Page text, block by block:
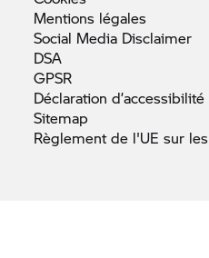
Mentions légales
Social Media Disclaimer
DSA
GPSR
Déclarationd’accessibilité
Sitemap
Règlement de l'UE sur les